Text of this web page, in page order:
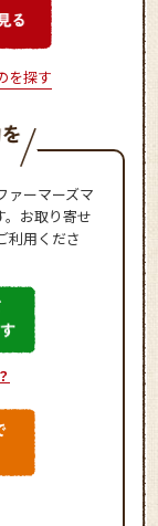
を探す
ーマーズマ
お取り寄せ
利用くださ